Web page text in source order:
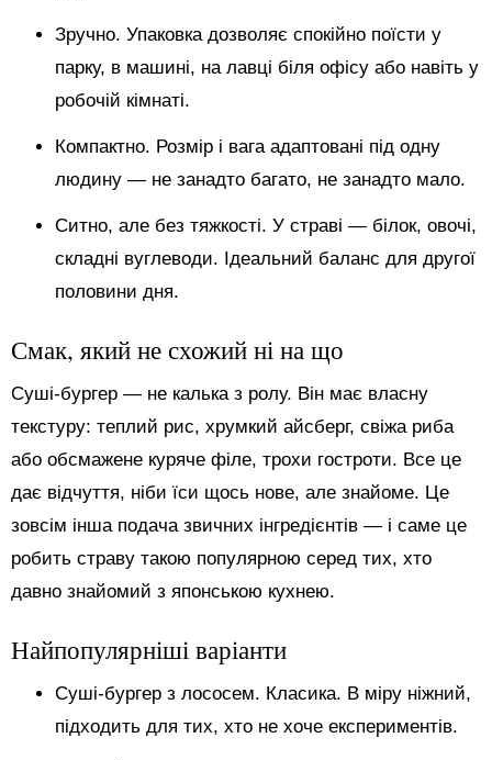
Зручно. Упаковка дозволяє спокійно поїсти у
парку, в машині, на лавці біля офісу або навіть у
робочій кімнаті.
Компактно. Розмір і вага адаптовані під одну
людину — не занадто багато, не занадто мало.
Ситно, але без тяжкості. У страві — білок, овочі,
складні вуглеводи. Ідеальний баланс для другої
половини дня.
Смак, який не схожий ні на що
Суші-бургер — не калька з ролу. Він має власну
текстуру: теплий рис, хрумкий айсберг, свіжа риба
або обсмажене куряче філе, трохи гостроти. Все це
дає відчуття, ніби їси щось нове, але знайоме. Це
зовсім інша подача звичних інгредієнтів — і саме це
робить страву такою популярною серед тих, хто
давно знайомий з японською кухнею.
Найпопулярніші варіанти
Суші-бургер з лососем. Класика. В міру ніжний,
підходить для тих, хто не хоче експериментів.